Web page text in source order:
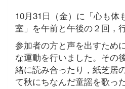
10月31日（金）に「心も体
室」を午前と午後の２回，
参加者の方と声を出すため
な運動を行いました。その
緒に読み合ったり，紙芝居
て秋にちなんだ童謡を歌っ